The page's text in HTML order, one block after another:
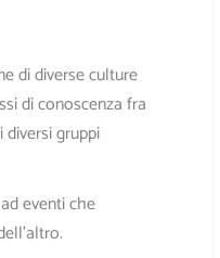
di diverse culture
di conoscenza fra
gruppi
eventi che
.